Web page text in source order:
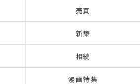
売買
新築
相続
漫画特集